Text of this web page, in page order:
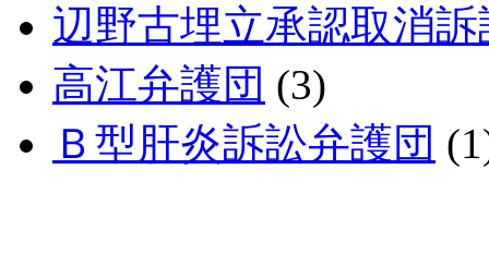
辺野古埋立承認取消訴
高江弁護団 (3)
Ｂ型肝炎訴訟弁護団